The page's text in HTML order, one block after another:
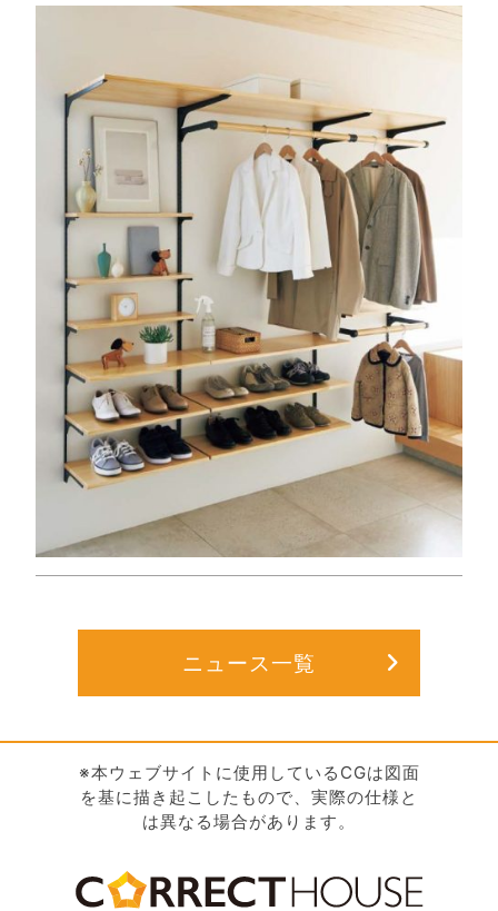
ニュース一覧
※本ウェブサイトに使用しているCGは図面
を基に描き起こしたもので、実際の仕様と
は異なる場合があります。